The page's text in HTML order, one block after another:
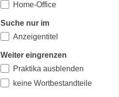
Home-Office
Suche nur im
Anzeigentitel
Weiter eingrenzen
Praktika ausblenden
keine Wortbestandteile